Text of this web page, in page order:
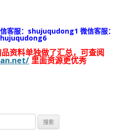
客服：shujuqudong1 微信客服：
资料单独做了汇总，可查阅
里面资源更优秀